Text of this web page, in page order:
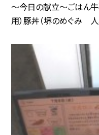
～今日の献立～ごはん
用）豚丼（堺のめぐみ